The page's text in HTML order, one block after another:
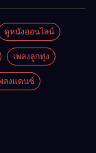
ดูหนังออนไลน์
เพลงลูกทุ่ง
ลงแดนซ์